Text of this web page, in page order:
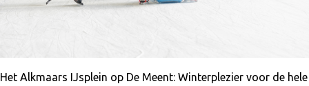
Het Alkmaars IJsplein op De Meent: Winterplezier voor de hele